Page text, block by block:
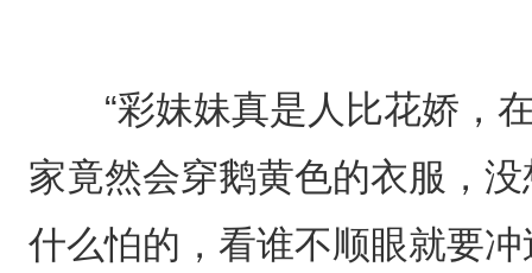
“彩妹妹真是人比花娇，在
家竟然会穿鹅黄色的衣服，
什么怕的，看谁不顺眼就要